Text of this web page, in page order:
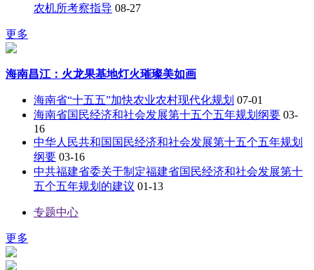
农机所考察指导 08-27
更多
海南昌江：火龙果基地灯火璀璨美如画
海南省“十五五”加快农业农村现代化规划 07-01
海南省国民经济和社会发展第十五个五年规划纲要 03-
16
中华人民共和国国民经济和社会发展第十五个五年规划
纲要 03-16
中共福建省委关于制定福建省国民经济和社会发展第十
五个五年规划的建议 01-13
专题中心
更多